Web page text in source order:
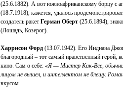
(25.6.1882). А вот южноафриканскому борцу с
(18.7.1918), кажется, удалось
создатель ракет Герман Оберт (25.6.1894),
(Лошадь, Козерог).
Харрисон Форд (13.07.1942). Его Индиана
благородный – тот самый нравственный герой,
кино. Сам о себе: «Я — Мистер Как-Все,
лицом не вышел, и интеллектом не блещу.
вкусом.